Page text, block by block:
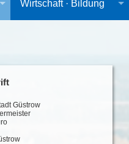
Wirtschaft · Bildung
Güstrow